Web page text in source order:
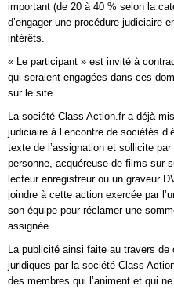
important (de 20 à 40 % selon la
d’engager une procédure judiciaire
intérêts.
« Le participant » est invité à
qui seraient engagées dans ces
sur le site.
La société Class Action.fr a déjà
judiciaire à l’encontre de sociétés
texte de l’assignation et sollicite
personne, acquéreuse de films sur
lecteur enregistreur ou un graveur
joindre à cette action exercée par
son équipe pour réclamer une
assignée.
La publicité ainsi faite au travers
juridiques par la société Class
des membres qui l’animent et qui